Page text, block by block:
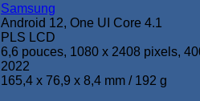
Samsung
Android 12, One UI Core 4.1
PLS LCD
6,6 pouces, 1080 x 2408 pixels,
2022
165,4 x 76,9 x 8,4 mm / 192 g